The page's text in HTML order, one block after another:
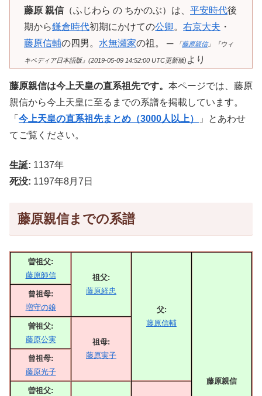
藤原 親信（ふじわら の ちかのぶ）は、 平安時代後
期から鎌倉時代初期にかけての公卿。 右京大夫 ・
藤原信輔の四男。 水無瀬家の祖。 ─ 「 藤原親信」『ウィ
キペディア日本語版』(2019-05-09 14:52:00 UTC更新版) より
藤原親信は今上天皇の直系祖先です。 本ページでは、藤原
親信から今上天皇に至るまでの系譜を掲載しています。
「 今上天皇の直系祖先まとめ（3000人以上）
」とあわせ
てご覧ください。
生誕: 1137年
死没: 1197年8月7日
藤原親信までの系譜
曽祖父:
藤原師信
祖父:
藤原経忠
父:
藤原信輔
藤原親信
曾祖母:
増守の娘
曽祖父:
藤原公実
祖母:
藤原実子
曾祖母:
藤原光子
曽祖父: